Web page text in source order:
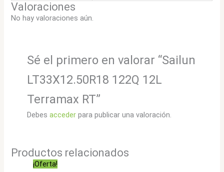
Valoraciones
No hay valoraciones aún.
Sé el primero en valorar “Sailun
LT33X12.50R18 122Q 12L
Terramax RT”
Debes accederpara publicar una valoración.
Productos relacionados
¡Oferta!